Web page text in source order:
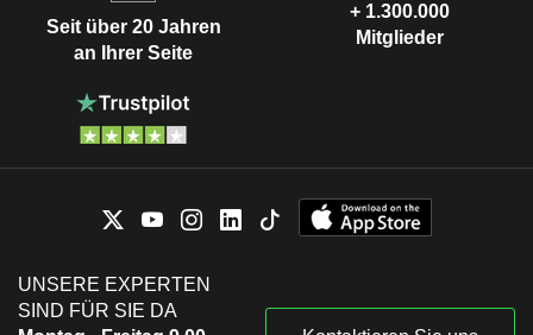
Seit über 20 Jahren
an Ihrer Seite
+ 1.300.000
Mitglieder
UNSERE EXPERTEN
SIND FÜR SIE DA